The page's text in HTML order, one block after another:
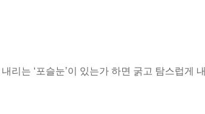
리는 ‘포슬눈’이 있는가 하면 굵고 탐스럽게 내